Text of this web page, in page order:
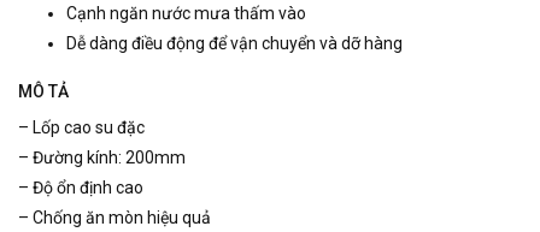
Cạnh ngăn nước mưa thấm vào
Dễ dàng điều động để vận chuyển và dỡ hàng
MÔ TẢ
– Lốp cao su đặc
– Đường kính: 200mm
– Độ ổn định cao
– Chống ăn mòn hiệu quả